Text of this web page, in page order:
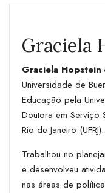
Graciela
Graciela Hopstein
Universidade de
Educação pela
Doutora em Serviço
Rio de Janeiro (UFRJ).
Trabalhou no
e desenvolveu
nas áreas de